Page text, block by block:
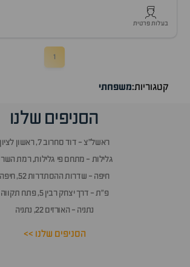
בעלות פרטית
1
קטגוריות:משפחתי
הסניפים שלנו
ראשל״צ - דוד סחרוב 7, ראשון לציון
גלילות - מתחם פי גלילות, רמת
חיפה - שדרות ההסתדרות 52, חיפה
פ״ת - דרך יצחק רבין 5, פתח תקווה
נתניה - האורזים 22, נתניה
הסניפים שלנו >>